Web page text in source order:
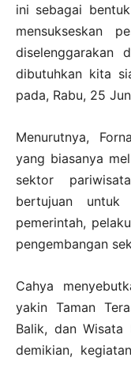
ini sebagai
mensukseskan
diselenggarakan
dibutuhkan kita
pada, Rabu, 25
Menurutnya,
yang biasanya
sektor
bertujuan untuk
pemerintah,
pengembangan
Cahya
yakin Taman
Balik, dan Wisata
demikian,